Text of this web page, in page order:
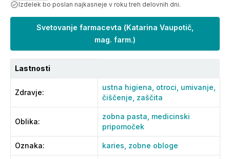
Izdelek bo poslan najkasneje v roku treh delovnih dni.
Svetovanje farmacevta (Katarina Vaupotič,
mag. farm.)
Lastnosti
Zdravje:
ustna higiena, otroci, umivanje,
čiščenje, zaščita
Oblika:
zobna pasta, medicinski
pripomoček
Oznaka: karies, zobne obloge